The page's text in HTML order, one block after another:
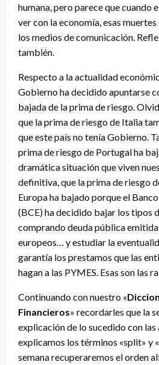
humana, pero parece que cuando
ver con la economía, esas
los medios de comunicación.
también.
Respecto a la actualidad
Gobierno ha decidido apuntarse
bajada de la prima de riesgo.
que la prima de riesgo de Italia
que este país no tenía Gobierno.
prima de riesgo de Portugal ha
dramática situación que viven
definitiva, que la prima de riesgo
Europa ha bajado porque el
(BCE) ha decidido bajar los tipos
comprando deuda pública
europeos… y estudiar la
garantía los prestamos que las
hagan a las PYMES. Esas son las
Continuando con nuestro «
Financieros» recordarles que la
explicación de lo sucedido con las
explicamos los términos «split» y
semana recuperaremos el orden